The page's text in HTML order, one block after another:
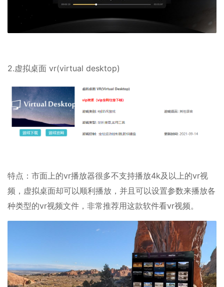
2.虚拟桌面 vr(virtual desktop)
特点：市面上的vr播放器很多不支持播放4k及以上的vr视
频，虚拟桌面却可以顺利播放，并且可以设置参数来播放各
种类型的vr视频文件，非常推荐用这款软件看vr视频。